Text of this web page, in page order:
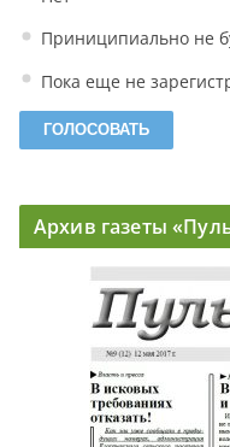
Приниципиально не
Пока еще не
Архив газеты